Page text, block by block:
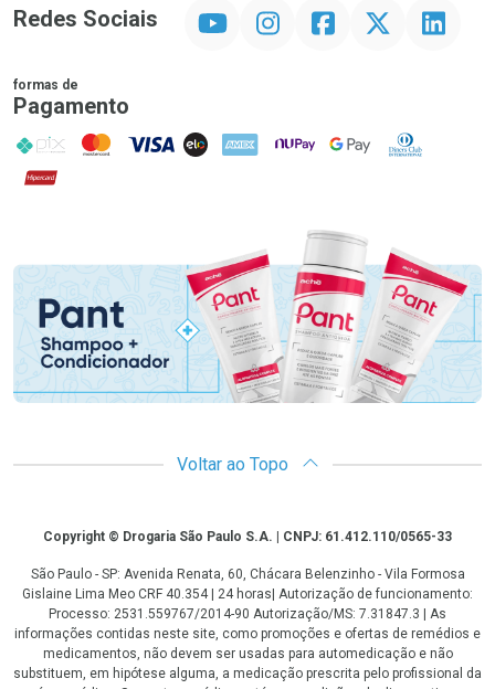
Redes Sociais InstagramFacebookTwitter Linkedin
formas de
Pagamento
PIX MasterCard
VISA ELO AMEX NuPay Google PayDiners Club
Hipercard
Promoção em Destaque
Voltar ao Topo
CopyrightCopyright © Drogaria São Paulo S.A. | CNPJ: 61.412.110/0565-33
São Paulo - SP: Avenida Renata, 60, Chácara Belenzinho - Vila Formosa
Gislaine Lima Meo CRF 40.354 | 24 horas| Autorização de funcionamento:
Processo: 2531.559767/2014-90 Autorização/MS: 7.31847.3 | As
informações contidas neste site, como promoções e ofertas de remédios e
medicamentos, não devem ser usadas para automedicação e não
substituem, em hipótese alguma, a medicação prescrita pelo profissional da